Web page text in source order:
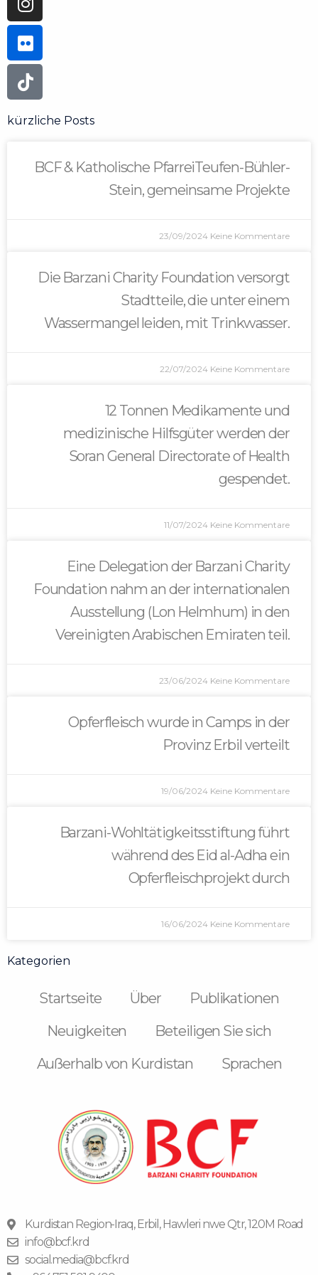
kürzliche Posts
BCF & Katholische PfarreiTeufen-Bühler-
Stein, gemeinsame Projekte
23/09/2024 Keine Kommentare
Die Barzani Charity Foundation versorgt
Stadtteile, die unter einem
Wassermangel leiden, mit Trinkwasser.
22/07/2024 Keine Kommentare
12 Tonnen Medikamente und
medizinische Hilfsgüter werden der
Soran General Directorate of Health
gespendet.
11/07/2024 Keine Kommentare
Eine Delegation der Barzani Charity
Foundation nahm an der internationalen
Ausstellung (Lon Helmhum) in den
Vereinigten Arabischen Emiraten teil.
23/06/2024 Keine Kommentare
Opferfleisch wurde in Camps in der
Provinz Erbil verteilt
19/06/2024 Keine Kommentare
Barzani-Wohltätigkeitsstiftung führt
während des Eid al-Adha ein
Opferfleischprojekt durch
16/06/2024 Keine Kommentare
Kategorien
Startseite Über
Publikationen
Neuigkeiten
Beteiligen Sie sich
Außerhalb von Kurdistan
Sprachen
Kurdistan Region-Iraq, Erbil, Hawleri nwe Qtr, 120M Road
info@bcf.krd
social.media@bcf.krd